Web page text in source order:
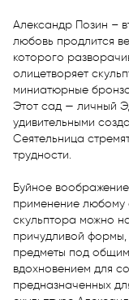
Александр Позин –
любовь продлится
которого
олицетворяет
миниатюрные
Этот сад — личный
удивительными
Сеятельница
трудности.
Буйное
применение любому
скульптора можно
причудливой
предметы под
вдохновением для
предназначенных